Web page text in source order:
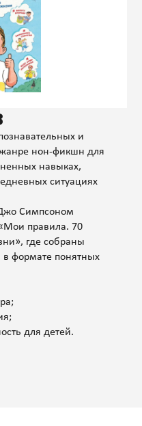
и
нон-фикшн для
навыках,
ситуациях
Симпсоном
правила. 70
где собраны
в формате понятных
для детей.